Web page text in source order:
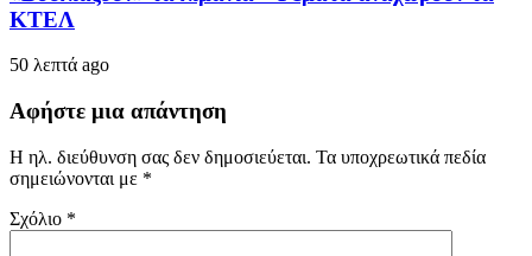
ΚΤΕΛ
50 λεπτά ago
Αφήστε μια απάντηση
Η ηλ. διεύθυνση σας δεν δημοσιεύεται. Τα υποχρεωτικά πεδία
σημειώνονται με *
Σχόλιο *